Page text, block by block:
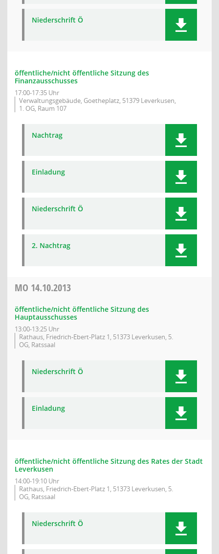
Niederschrift Ö
öffentliche/nicht öffentliche Sitzung des
Finanzausschusses
17:00-17:35 Uhr
Verwaltungsgebäude, Goetheplatz, 51379 Leverkusen,
1. OG, Raum 107
Nachtrag
Einladung
Niederschrift Ö
2. Nachtrag
MO 14.10.2013
öffentliche/nicht öffentliche Sitzung des
Hauptausschusses
13:00-13:25 Uhr
Rathaus, Friedrich-Ebert-Platz 1, 51373 Leverkusen, 5.
OG, Ratssaal
Niederschrift Ö
Einladung
öffentliche/nicht öffentliche Sitzung des Rates der Stadt
Leverkusen
14:00-19:10 Uhr
Rathaus, Friedrich-Ebert-Platz 1, 51373 Leverkusen, 5.
OG, Ratssaal
Niederschrift Ö